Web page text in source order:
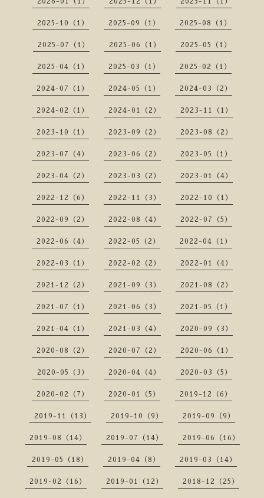
2025-10（1） 2025-09（1） 2025-08（1）
2025-07（1） 2025-06（1） 2025-05（1）
2025-04（1） 2025-03（1） 2025-02（1）
2024-07（1） 2024-05（1） 2024-03（2）
2024-02（1） 2024-01（2） 2023-11（1）
2023-10（1） 2023-09（2） 2023-08（2）
2023-07（4） 2023-06（2） 2023-05（1）
2023-04（2） 2023-03（2） 2023-01（4）
2022-12（6） 2022-11（3） 2022-10（1）
2022-09（2） 2022-08（4） 2022-07（5）
2022-06（4） 2022-05（2） 2022-04（1）
2022-03（1） 2022-02（2） 2022-01（4）
2021-12（2） 2021-09（3） 2021-08（2）
2021-07（1） 2021-06（3） 2021-05（1）
2021-04（1） 2021-03（4） 2020-09（3）
2020-08（2） 2020-07（2） 2020-06（1）
2020-05（3） 2020-04（4） 2020-03（5）
2020-02（7） 2020-01（5） 2019-12（6）
2019-11（13） 2019-10（9） 2019-09（9）
2019-08（14） 2019-07（14） 2019-06（16）
2019-05（18） 2019-04（8） 2019-03（14）
2019-02（16） 2019-01（12） 2018-12（25）